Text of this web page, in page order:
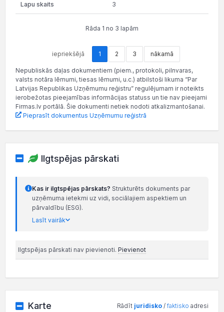
3
Rāda 1 no 3 lapām
iepriekšējā 1 2 3 nākamā
Nepubliskās daļas dokumentiem (piem., protokoli, pilnvaras,
valsts notāra lēmumi, tiesas lēmumi, u.c.) atbilstoši likuma “Par
Latvijas Republikas Uzņēmumu reģistru” regulējumam ir noteikts
ierobežotas pieejamības informācijas statuss un tie nav pieejami
Firmas.lv portālā. Šie dokumenti netiek nodoti atkalizmantošanai.
Pieprasīt dokumentus Uzņēmumu reģistrā
Ilgtspējas pārskati
Kas ir ilgtspējas pārskats? Strukturēts dokuments par
uzņēmuma ietekmi uz vidi, sociālajiem aspektiem un
pārvaldību (ESG).
Lasīt vairāk
Ilgtspējas pārskati nav pievienoti. Pievienot
Karte Rādīt juridisko /faktisko adresi